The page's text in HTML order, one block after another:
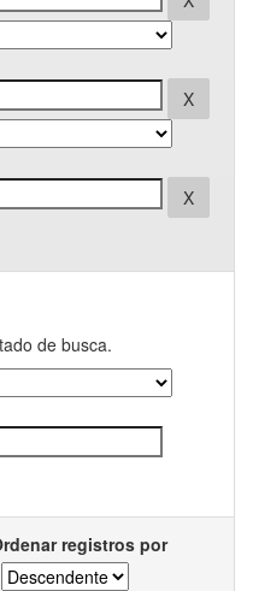
de busca.
registros por